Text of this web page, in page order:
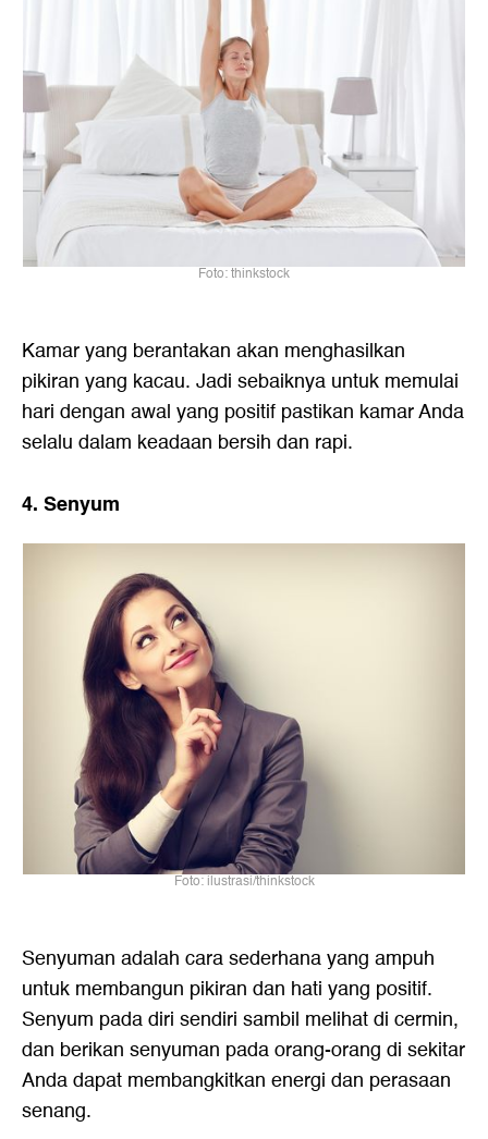
Foto: thinkstock
Kamar yang berantakan akan menghasilkan
pikiran yang kacau. Jadi sebaiknya untuk memulai
hari dengan awal yang positif pastikan kamar Anda
selalu dalam keadaan bersih dan rapi.
4. Senyum
Foto: ilustrasi/thinkstock
Senyuman adalah cara sederhana yang ampuh
untuk membangun pikiran dan hati yang positif.
Senyum pada diri sendiri sambil melihat di cermin,
dan berikan senyuman pada orang-orang di sekitar
Anda dapat membangkitkan energi dan perasaan
senang.